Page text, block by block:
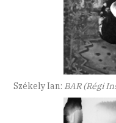
Székely Ian: BAR (Régi